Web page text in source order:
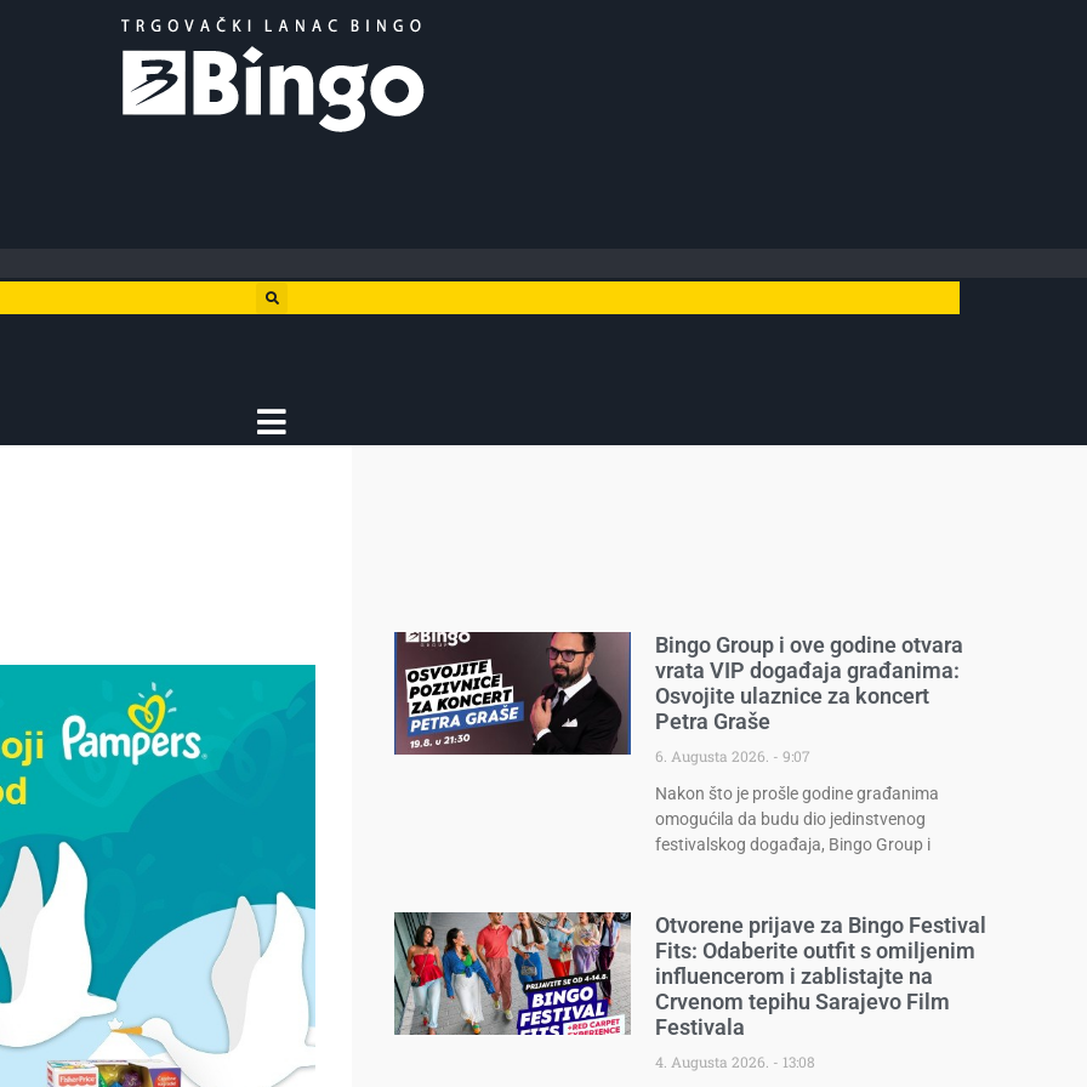
Bingo Group i ove godine otvara
vrata VIP događaja građanima:
Osvojite ulaznice za koncert
Petra Graše
6. Augusta 2026.
9:07
Nakon što je prošle godine građanima
omogućila da budu dio jedinstvenog
festivalskog događaja, Bingo Group i
Otvorene prijave za Bingo Festival
Fits: Odaberite outfit s omiljenim
influencerom i zablistajte na
Crvenom tepihu Sarajevo Film
Festivala
4. Augusta 2026. 13:08